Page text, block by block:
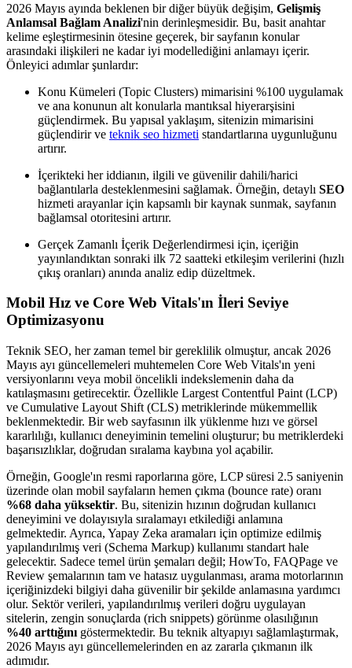
2026 Mayıs ayında beklenen bir diğer büyük değişim, Gelişmiş
Anlamsal Bağlam Analizi'nin derinleşmesidir. Bu, basit anahtar
kelime eşleştirmesinin ötesine geçerek, bir sayfanın konular
arasındaki ilişkileri ne kadar iyi modellediğini anlamayı içerir.
Önleyici adımlar şunlardır:
Konu Kümeleri (Topic Clusters) mimarisini %100 uygulamak
ve ana konunun alt konularla mantıksal hiyerarşisini
güçlendirmek. Bu yapısal yaklaşım, sitenizin mimarisini
güçlendirir ve teknik seo hizmeti standartlarına uygunluğunu
artırır.
İçerikteki her iddianın, ilgili ve güvenilir dahili/harici
bağlantılarla desteklenmesini sağlamak. Örneğin, detaylı SEO
hizmeti arayanlar için kapsamlı bir kaynak sunmak, sayfanın
bağlamsal otoritesini artırır.
Gerçek Zamanlı İçerik Değerlendirmesi için, içeriğin
yayınlandıktan sonraki ilk 72 saatteki etkileşim verilerini (hızlı
çıkış oranları) anında analiz edip düzeltmek.
Mobil Hız ve Core Web Vitals'ın İleri Seviye
Optimizasyonu
Teknik SEO, her zaman temel bir gereklilik olmuştur, ancak 2026
Mayıs ayı güncellemeleri muhtemelen Core Web Vitals'ın yeni
versiyonlarını veya mobil öncelikli indekslemenin daha da
katılaşmasını getirecektir. Özellikle Largest Contentful Paint (LCP)
ve Cumulative Layout Shift (CLS) metriklerinde mükemmellik
beklenmektedir. Bir web sayfasının ilk yüklenme hızı ve görsel
kararlılığı, kullanıcı deneyiminin temelini oluşturur; bu metriklerdeki
başarısızlıklar, doğrudan sıralama kaybına yol açabilir.
Örneğin, Google'ın resmi raporlarına göre, LCP süresi 2.5 saniyenin
üzerinde olan mobil sayfaların hemen çıkma (bounce rate) oranı
%68 daha yüksektir. Bu, sitenizin hızının doğrudan kullanıcı
deneyimini ve dolayısıyla sıralamayı etkilediği anlamına
gelmektedir. Ayrıca, Yapay Zeka aramaları için optimize edilmiş
yapılandırılmış veri (Schema Markup) kullanımı standart hale
gelecektir. Sadece temel ürün şemaları değil; HowTo, FAQPage ve
Review şemalarının tam ve hatasız uygulanması, arama motorlarının
içeriğinizdeki bilgiyi daha güvenilir bir şekilde anlamasına yardımcı
olur. Sektör verileri, yapılandırılmış verileri doğru uygulayan
sitelerin, zengin sonuçlarda (rich snippets) görünme olasılığının
%40 arttığını göstermektedir. Bu teknik altyapıyı sağlamlaştırmak,
2026 Mayıs ayı güncellemelerinden en az zararla çıkmanın ilk
adımıdır.